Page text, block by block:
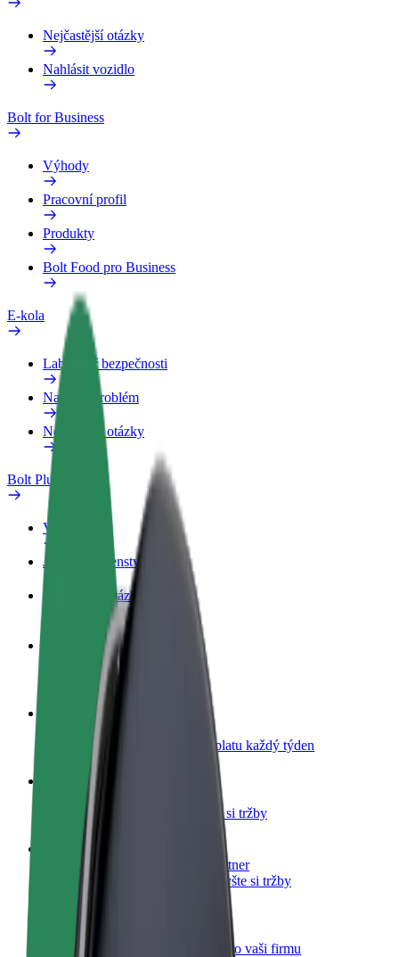
Nejčastější otázky
Nahlásit vozidlo
Bolt for Business
Výhody
Pracovní profil
Produkty
Bolt Food pro Business
E-kola
Laboratoř bezpečnosti
Nahlásit problém
Nejčastější otázky
Bolt Plus
Výhody
Jak získat členství
Nejčastější otázky
Staňte se řidičem
Vydělávejte podle sebe
Staňte se kurýrem
Doručujte jídlo a dostávejte výplatu každý týden
Přidejte restauraci nebo obchod
Oslovte více zákazníků a zvyšte si tržby
Zaregistrujte se jako flotilový partner
Přidejte svou flotilu k Boltu a zvyšte si tržby
Bolt for Business
Produkty a služby Boltu přesně pro vaši firmu